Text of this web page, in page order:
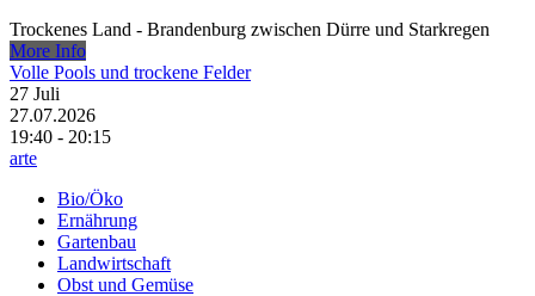
Trockenes Land - Brandenburg zwischen Dürre und Starkregen
More Info
Volle Pools und trockene Felder
27 Juli
27.07.2026
19:40 - 20:15
arte
Bio/Öko
Ernährung
Gartenbau
Landwirtschaft
Obst und Gemüse